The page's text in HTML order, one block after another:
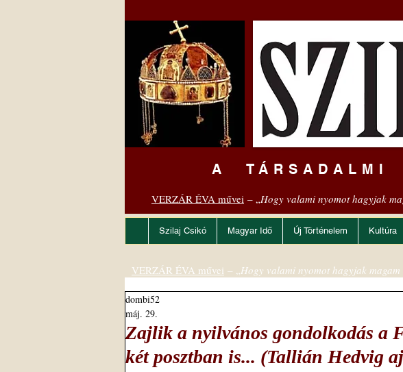
A TÁRSADALMI
VERZÁR ÉVA művei – „Hogy valami nyomot hagyjak
Szilaj Csikó Magyar Idő Új Történelem Kultúra
Zajlik a nyilvános gondolkodás a
két posztban is... (Tallián Hedvig
dombi52
máj. 29.
VERZÁR ÉVA művei – „Hogy valami nyomot hagyjak